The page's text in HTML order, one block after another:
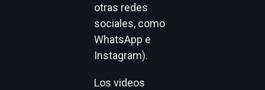
otras redes
sociales, como
WhatsApp e
Instagram).
Los videos